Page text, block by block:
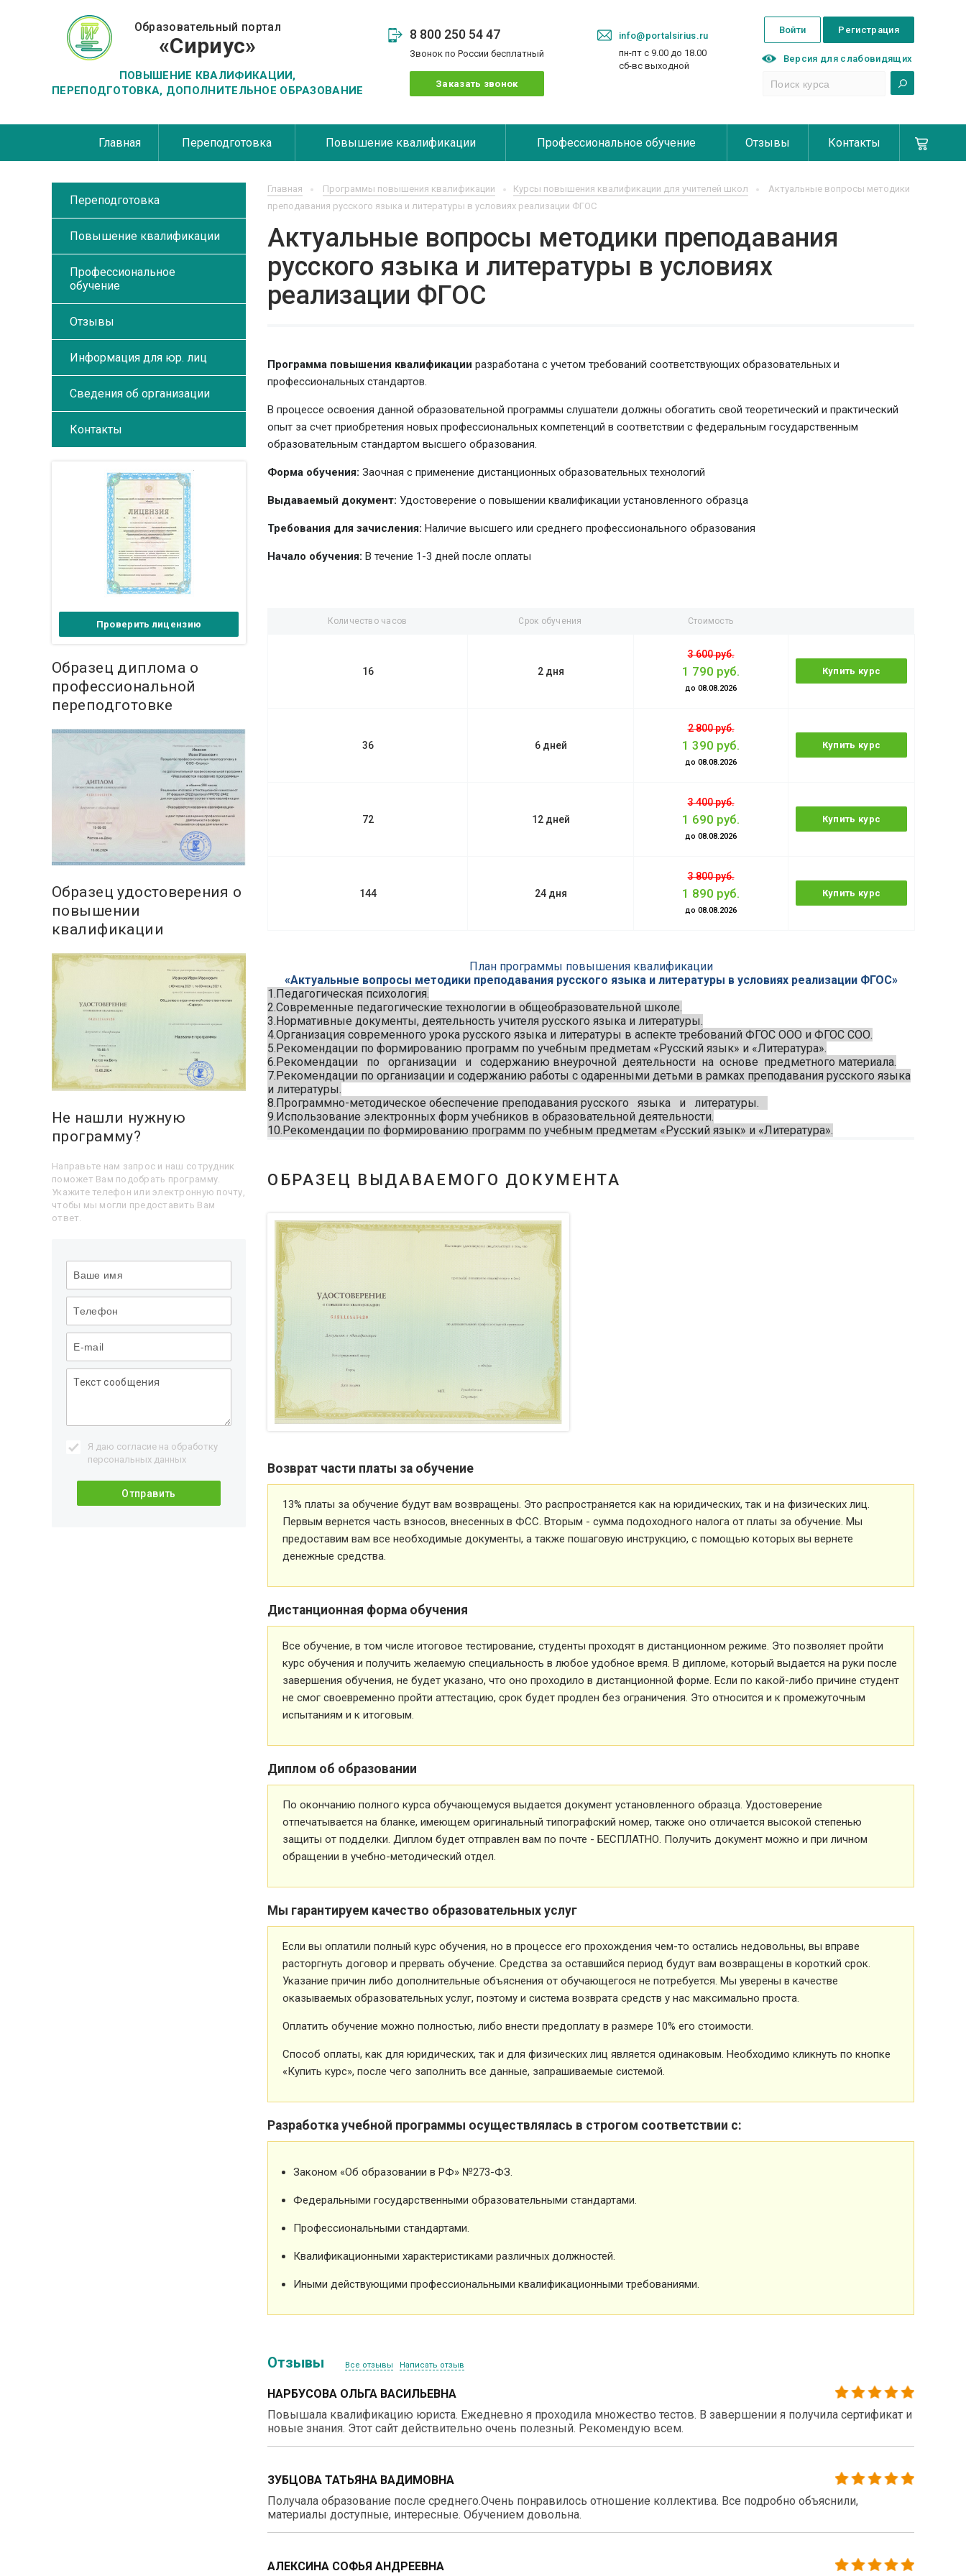
Образовательный портал
«Сириус»
ПОВЫШЕНИЕ КВАЛИФИКАЦИИ,
ПЕРЕПОДГОТОВКА, ДОПОЛНИТЕЛЬНОЕ ОБРАЗОВАНИЕ
8 800 250 54 47
Звонок по России бесплатный
Заказать звонок
info@portalsirius.ru
пн-пт с 9.00 до 18.00
сб-вс выходной
Регистрация
Войти
Версия для слабовидящих
Главная Переподготовка Повышение квалификации Профессиональное обучение Отзывы Контакты
Главная Программы повышения квалификации Курсы повышения квалификации для учителей школ
Актуальные вопросы методики
преподавания русского языка и литературы в условиях реализации ФГОС
Актуальные вопросы методики преподавания
русского языка и литературы в условиях
реализации ФГОС
Программа повышения квалификации разработана с учетом требований соответствующих образовательных и
профессиональных стандартов.
В процессе освоения данной образовательной программы слушатели должны обогатить свой теоретический и практический
опыт за счет приобретения новых профессиональных компетенций в соответствии с федеральным государственным
образовательным стандартом высшего образования.
Форма обучения: Заочная с применение дистанционных образовательных технологий
Выдаваемый документ: Удостоверение о повышении квалификации установленного образца
Требования для зачисления: Наличие высшего или среднего профессионального образования
Начало обучения: В течение 1-3 дней после оплаты
Количество часов Срок обучения Стоимость
16 2 дня
3 600 руб.
1 790 руб.
до 08.08.2026
Купить курс
36 6 дней
2 800 руб.
1 390 руб.
до 08.08.2026
Купить курс
72 12 дней
3 400 руб.
1 690 руб.
до 08.08.2026
Купить курс
144 24 дня
3 800 руб.
1 890 руб.
до 08.08.2026
Купить курс
План программы повышения квалификации
«Актуальные вопросы методики преподавания русского языка и литературы в условиях реализации ФГОС»
1.Педагогическая психология.
2.Современные педагогические технологии в общеобразовательной школе.
3.Нормативные документы, деятельность учителя русского языка и литературы.
4.Организация современного урока русского языка и литературы в аспекте требований ФГОС ООО и ФГОС СОО.
5.Рекомендации по формированию программ по учебным предметам «Русский язык» и «Литература».
6.Рекомендации по организации и содержанию внеурочной деятельности на основе предметного материала.
7.Рекомендации по организации и содержанию работы с одаренными детьми в рамках преподавания русского языка
и литературы.
8.Программно-методическое обеспечение преподавания русского языка и литературы.
9.Использование электронных форм учебников в образовательной деятельности.
10.Рекомендации по формированию программ по учебным предметам «Русский язык» и «Литература».
ОБРАЗЕЦ ВЫДАВАЕМОГО ДОКУМЕНТА
Возврат части платы за обучение
13% платы за обучение будут вам возвращены. Это распространяется как на юридических, так и на физических лиц.
Первым вернется часть взносов, внесенных в ФСС. Вторым - сумма подоходного налога от платы за обучение. Мы
предоставим вам все необходимые документы, а также пошаговую инструкцию, с помощью которых вы вернете
денежные средства.
Дистанционная форма обучения
Все обучение, в том числе итоговое тестирование, студенты проходят в дистанционном режиме. Это позволяет пройти
курс обучения и получить желаемую специальность в любое удобное время. В дипломе, который выдается на руки после
завершения обучения, не будет указано, что оно проходило в дистанционной форме. Если по какой-либо причине студент
не смог своевременно пройти аттестацию, срок будет продлен без ограничения. Это относится и к промежуточным
испытаниям и к итоговым.
Диплом об образовании
По окончанию полного курса обучающемуся выдается документ установленного образца. Удостоверение
отпечатывается на бланке, имеющем оригинальный типографский номер, также оно отличается высокой степенью
защиты от подделки. Диплом будет отправлен вам по почте - БЕСПЛАТНО. Получить документ можно и при личном
обращении в учебно-методический отдел.
Мы гарантируем качество образовательных услуг
Если вы оплатили полный курс обучения, но в процессе его прохождения чем-то остались недовольны, вы вправе
расторгнуть договор и прервать обучение. Средства за оставшийся период будут вам возвращены в короткий срок.
Указание причин либо дополнительные объяснения от обучающегося не потребуется. Мы уверены в качестве
оказываемых образовательных услуг, поэтому и система возврата средств у нас максимально проста.
Оплатить обучение можно полностью, либо внести предоплату в размере 10% его стоимости.
Способ оплаты, как для юридических, так и для физических лиц является одинаковым. Необходимо кликнуть по кнопке
«Купить курс», после чего заполнить все данные, запрашиваемые системой.
Разработка учебной программы осуществлялась в строгом соответствии с:
Законом «Об образовании в РФ» №273-ФЗ.
Федеральными государственными образовательными стандартами.
Профессиональными стандартами.
Квалификационными характеристиками различных должностей.
Иными действующими профессиональными квалификационными требованиями.
Отзывы Все отзывы Написать отзыв
НАРБУСОВА ОЛЬГА ВАСИЛЬЕВНА
Повышала квалификацию юриста. Ежедневно я проходила множество тестов. В завершении я получила сертификат и
новые знания. Этот сайт действительно очень полезный. Рекомендую всем.
ЗУБЦОВА ТАТЬЯНА ВАДИМОВНА
Получала образование после среднего.Очень понравилось отношение коллектива. Все подробно объяснили,
материалы доступные, интересные. Обучением довольна.
АЛЕКСИНА СОФЬЯ АНДРЕЕВНА
Переподготовка
Повышение квалификации
Профессиональное
обучение
Отзывы
Информация для юр. лиц
Сведения об организации
Контакты
Проверить лицензию
Образец диплома о
профессиональной
переподготовке
Образец удостоверения о
повышении
квалификации
Не нашли нужную
программу?
Направьте нам запрос и наш сотрудник
поможет Вам подобрать программу.
Укажите телефон или электронную почту,
чтобы мы могли предоставить Вам
ответ.
Я даю согласие на обработку
персональных данных